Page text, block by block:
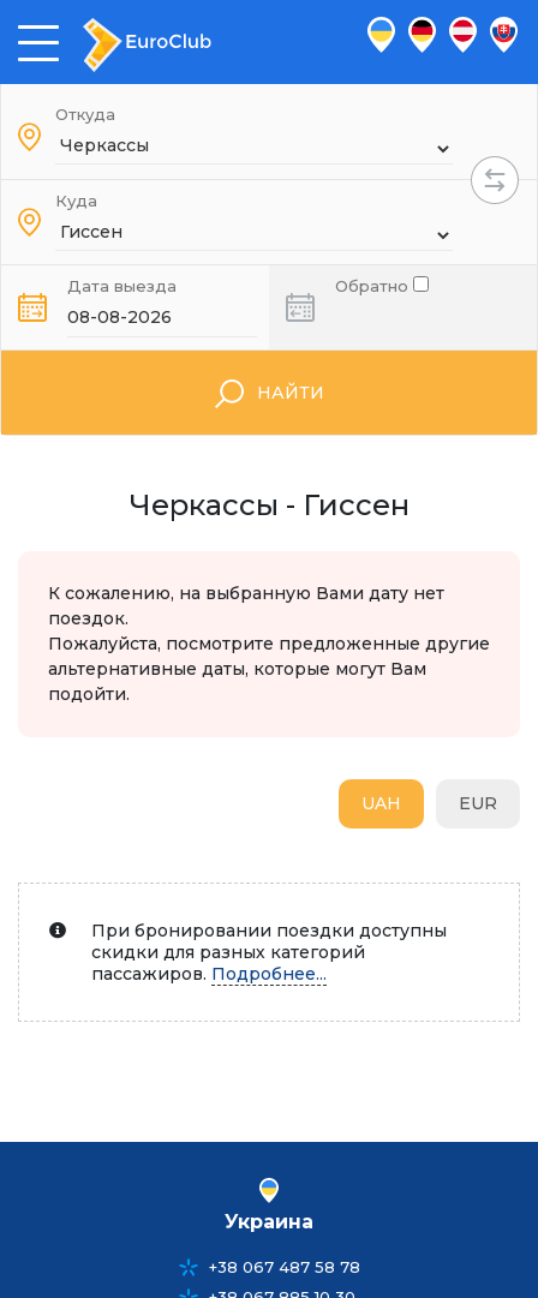
Откуда
Куда
Дата выезда Обратно
НАЙТИ
Черкассы - Гиссен
К сожалению, на выбранную Вами дату нет
поездок.
Пожалуйста, посмотрите предложенные другие
альтернативные даты, которые могут Вам
подойти.
EUR
UAH
При бронировании поездки доступны
скидки для разных категорий
пассажиров. Подробнее...
Украина
+38 067 487 58 78